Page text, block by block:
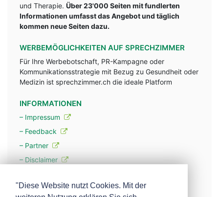
und Therapie. Über 23'000 Seiten mit fundlerten
Informationen umfasst das Angebot und täglich
kommen neue Seiten dazu.
WERBEMÖGLICHKEITEN AUF SPRECHZIMMER
Für Ihre Werbebotschaft, PR-Kampagne oder
Kommunikationsstrategie mit Bezug zu Gesundheit oder
Medizin ist sprechzimmer.ch die ideale Platform
INFORMATIONEN
– Impressum
– Feedback
– Partner
– Disclaimer
"Diese Website nutzt Cookies. Mit der